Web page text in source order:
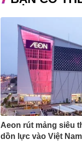
Aeon rút mảng siêu
dồn lực vào Việt Nam